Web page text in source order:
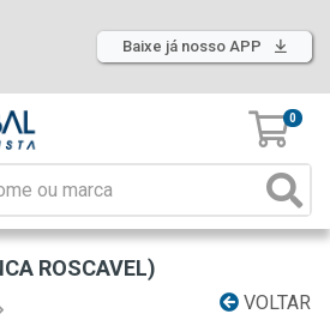
Baixe já nosso APP
0
ROSCAVEL)
VOLTAR